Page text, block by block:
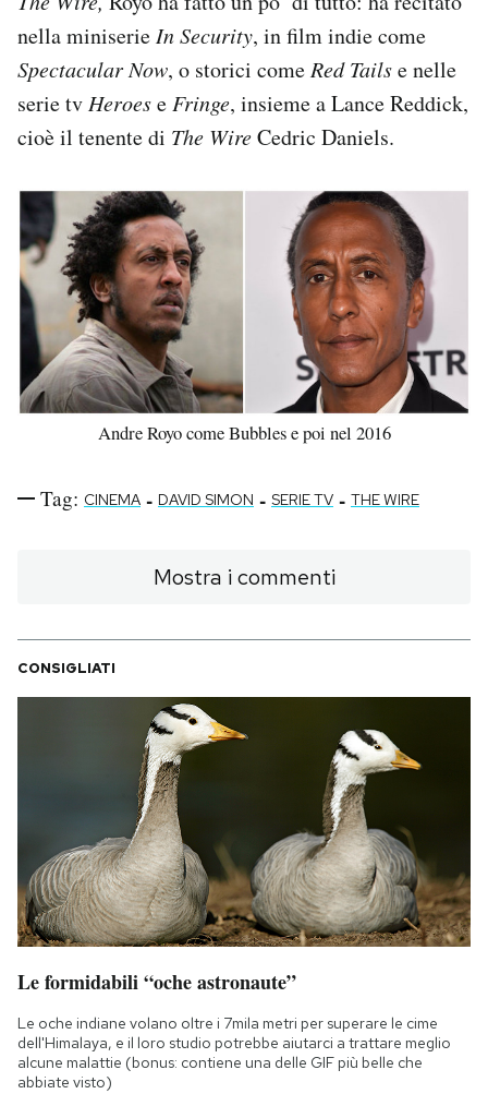
nella miniserieIn Security, in film indie come
Spectacular Now, o storici comeRed Tailse nelle
serie tvHeroeseFringe, insieme a Lance Reddick,
cioè il tenente di The WireCedric Daniels.
Andre Royo come Bubbles e poi nel 2016
Tag: CINEMA - DAVID SIMON - SERIE TV - THE WIRE
Mostra i commenti
CONSIGLIATI
Le formidabili “oche astronaute”
Le oche indiane volano oltre i 7mila metri per superare le cime
dell'Himalaya, e il loro studio potrebbe aiutarci a trattare meglio
alcune malattie (bonus: contiene una delle GIF più belle che
abbiate visto)